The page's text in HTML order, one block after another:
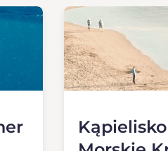
Kąpielisko